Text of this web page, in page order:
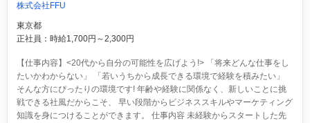
株式会社FFU
東京都
正社員：時給1,700円～2,300円
【仕事内容】<20代から自分の可能性を広げよう!> 「将来どんな仕事をし
たいかわからない」 「若いうちから成長できる環境で経験を積みたい」
そんな方にぴったりの環境です! 年齢や経験に関係なく、新しいことに挑
戦できる社風だからこそ、 早い段階からビジネススキルやマーケティング
知識を身につけることができます。 仕事内容 未経験からスタートした先